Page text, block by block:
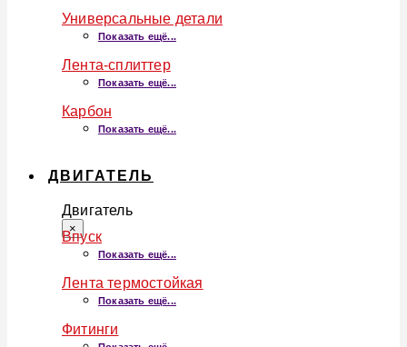
Универсальные детали
Показать ещё...
Лента-сплиттер
Показать ещё...
Карбон
Показать ещё...
ДВИГАТЕЛЬ
Двигатель
×
Впуск
Показать ещё...
Лента термостойкая
Показать ещё...
Фитинги